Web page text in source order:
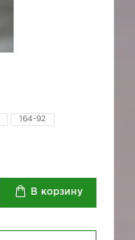
164-92
В корзину